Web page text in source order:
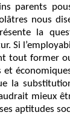
parents
nous
la
Si
tout former
et
la
mieux
aptitudes